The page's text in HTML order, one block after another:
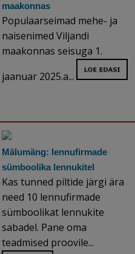
maakonnas
Populaarseimad mehe- ja
naisenimed Viljandi
maakonnas seisuga 1.
jaanuar 2025.a...
Mälumäng: lennufirmade
sümboolika lennukitel
Kas tunned piltide järgi ära
need 10 lennufirmade
sümboolikat lennukite
sabadel. Pane oma
teadmised proovile...